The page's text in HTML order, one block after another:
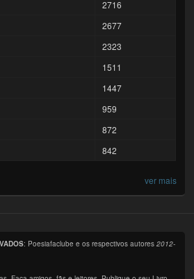
2716
2677
2323
1511
1447
959
872
842
ver mais
: Poesiafaclube e os respectivos autores2012-